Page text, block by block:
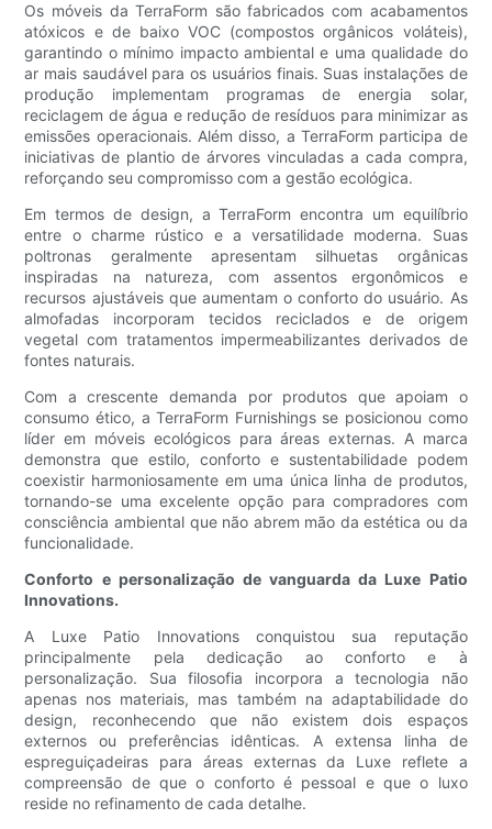
Os móveis da TerraForm são fabricados com acabamentos
atóxicos e de baixo VOC (compostos orgânicos voláteis),
garantindo o mínimo impacto ambiental e uma qualidade do
ar mais saudável para os usuários finais. Suas instalações de
produção implementam programas de energia solar,
reciclagem de água e redução de resíduos para minimizar as
emissões operacionais. Além disso, a TerraForm participa de
iniciativas de plantio de árvores vinculadas a cada compra,
reforçando seu compromisso com a gestão ecológica.
Em termos de design, a TerraForm encontra um equilíbrio
entre o charme rústico e a versatilidade moderna. Suas
poltronas geralmente apresentam silhuetas orgânicas
inspiradas na natureza, com assentos ergonômicos e
recursos ajustáveis ​​que aumentam o conforto do usuário. As
almofadas incorporam tecidos reciclados e de origem
vegetal com tratamentos impermeabilizantes derivados de
fontes naturais.
Com a crescente demanda por produtos que apoiam o
consumo ético, a TerraForm Furnishings se posicionou como
líder em móveis ecológicos para áreas externas. A marca
demonstra que estilo, conforto e sustentabilidade podem
coexistir harmoniosamente em uma única linha de produtos,
tornando-se uma excelente opção para compradores com
consciência ambiental que não abrem mão da estética ou da
funcionalidade.
Conforto e personalização de vanguarda da Luxe Patio
Innovations.
A Luxe Patio Innovations conquistou sua reputação
principalmente pela dedicação ao conforto e à
personalização. Sua filosofia incorpora a tecnologia não
apenas nos materiais, mas também na adaptabilidade do
design, reconhecendo que não existem dois espaços
externos ou preferências idênticas. A extensa linha de
espreguiçadeiras para áreas externas da Luxe reflete a
compreensão de que o conforto é pessoal e que o luxo
reside no refinamento de cada detalhe.